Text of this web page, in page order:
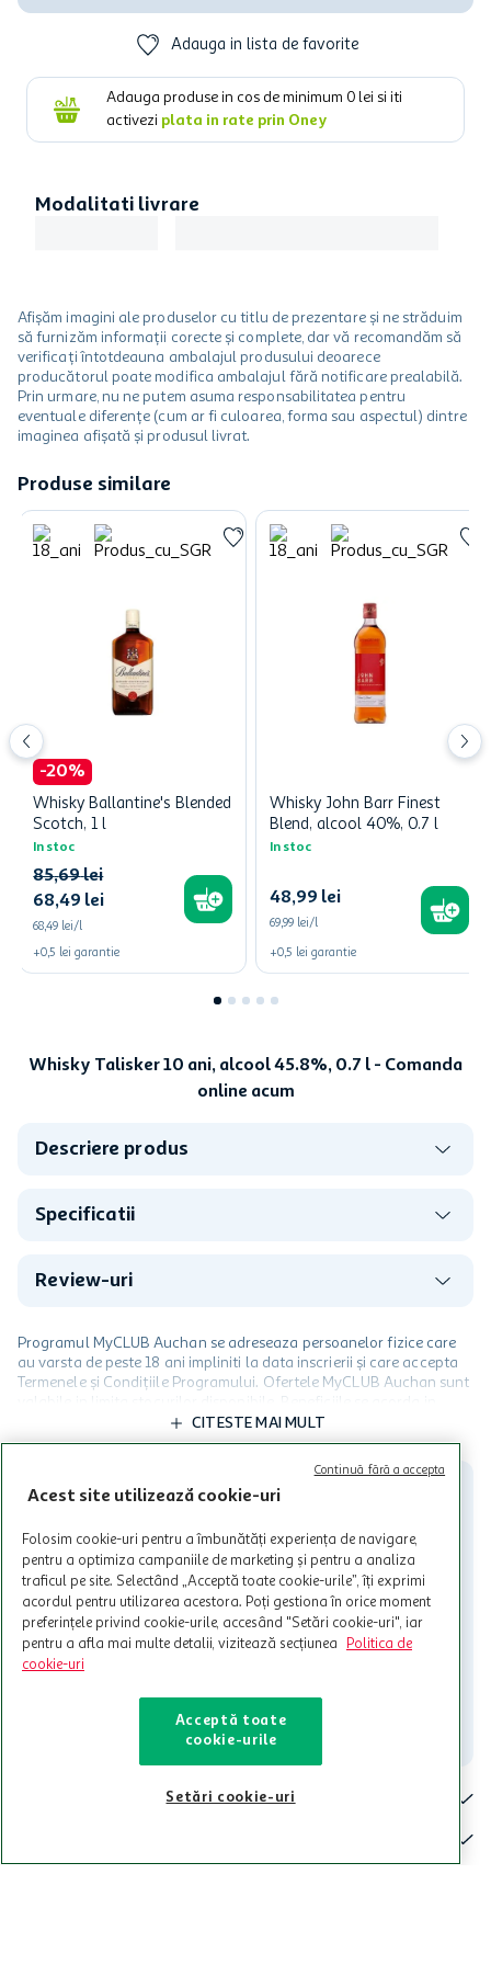
Adauga in lista de favorite
Adauga produse in cos de minimum 0 lei si iti
activezi plata in rate prin Oney
Modalitati livrare
Afișăm imagini ale produselor cu titlu de prezentare și ne străduim
să furnizăm informații corecte și complete, dar vă recomandăm să
verificați întotdeauna ambalajul produsului deoarece
producătorul poate modifica ambalajul fără notificare prealabilă.
Prin urmare, nu ne putem asuma responsabilitatea pentru
eventuale diferențe (cum ar fi culoarea, forma sau aspectul) dintre
imaginea afișată și produsul livrat.
Produse similare
-20%
Whisky Ballantine's Blended
Scotch, 1 l
In stoc
68,49 lei
85,69lei
68,49 lei/l
+0,5 lei garantie
Whisky John Barr Finest
Blend, alcool 40%, 0.7 l
In stoc
48,99 lei
69,99 lei/l
+0,5 lei garantie
Whisky Talisker 10 ani, alcool 45.8%, 0.7 l - Comanda
online acum
Descriere produs
Specificatii
Review-uri
Programul MyCLUB Auchan se adreseaza persoanelor fizice care
au varsta de peste 18 ani impliniti la data inscrierii și care accepta
Termenele și Condițiile Programului. Ofertele MyCLUB Auchan sunt
valabile in limita stocurilor disponibile. Beneficiile se acorda in
limita a 12 unitati / card client o singura data in perioada promotiei.
Cardul poate fi utilizat doar in legatura cu magazinele Auchan
participante și pentru acțiuni promotionale indicate de Auchan si
nu poate fi utilizat in legatura cu alti comercianți sau pentru alte
activitati in afara celor mentionate in Termene si Conditii. Auchan
care aceste este suspendat sau in perioada in care sunt efectuate
intretineri sau reparatii tehnice la sistemul de utilizarea al Cardului.
CITESTE MAI MULT
Contacteaza-ne!
Iti stam mereu la dispozitie.
Contact
Acest site utilizează cookie-uri
Folosim cookie-uri pentru a îmbunătăți experiența de navigare,
pentru a optimiza campaniile de marketing și pentru a analiza
traficul pe site. Selectând „Acceptă toate cookie-urile”, îți exprimi
acordul pentru utilizarea acestora. Poți gestiona în orice moment
preferințele privind cookie-urile, accesând "Setări cookie-uri", iar
pentru a afla mai multe detalii, vizitează secțiunea
Politica de
cookie-uri
Acceptă toate
cookie-urile
Setări cookie-uri
Continuă fără a accepta